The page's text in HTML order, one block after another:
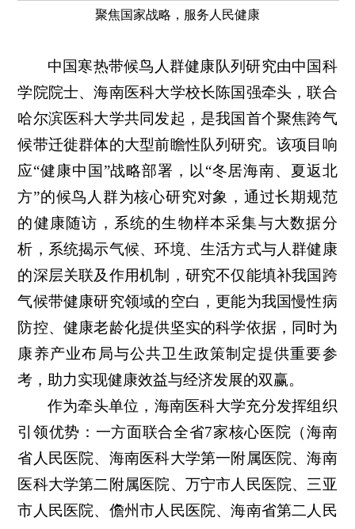
聚焦国家战略，服务人民健康
中国寒热带候鸟人群健康队列研究由中国科
学院院士、海南医科大学校长陈国强牵头，联合
哈尔滨医科大学共同发起，是我国首个聚焦跨气
候带迁徙群体的大型前瞻性队列研究。该项目响
应“健康中国”战略部署，以“冬居海南、夏返北
方”的候鸟人群为核心研究对象，通过长期规范
的健康随访，系统的生物样本采集与大数据分
析，系统揭示气候、环境、生活方式与人群健康
的深层关联及作用机制，研究不仅能填补我国跨
气候带健康研究领域的空白，更能为我国慢性病
防控、健康老龄化提供坚实的科学依据，同时为
康养产业布局与公共卫生政策制定提供重要参
考，助力实现健康效益与经济发展的双赢。
作为牵头单位，海南医科大学充分发挥组织
引领优势：一方面联合全省7家核心医院（海南
省人民医院、海南医科大学第一附属医院、海南
医科大学第二附属医院、万宁市人民医院、三亚
市人民医院、儋州市人民医院、海南省第二人民